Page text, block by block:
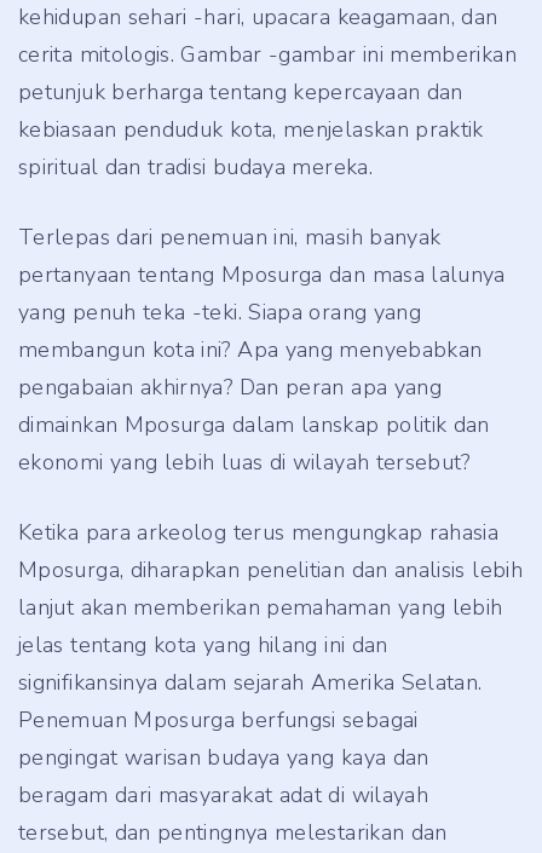
kehidupan sehari -hari, upacara keagamaan, dan
cerita mitologis. Gambar -gambar ini memberikan
petunjuk berharga tentang kepercayaan dan
kebiasaan penduduk kota, menjelaskan praktik
spiritual dan tradisi budaya mereka.
Terlepas dari penemuan ini, masih banyak
pertanyaan tentang Mposurga dan masa lalunya
yang penuh teka -teki. Siapa orang yang
membangun kota ini? Apa yang menyebabkan
pengabaian akhirnya? Dan peran apa yang
dimainkan Mposurga dalam lanskap politik dan
ekonomi yang lebih luas di wilayah tersebut?
Ketika para arkeolog terus mengungkap rahasia
Mposurga, diharapkan penelitian dan analisis lebih
lanjut akan memberikan pemahaman yang lebih
jelas tentang kota yang hilang ini dan
signifikansinya dalam sejarah Amerika Selatan.
Penemuan Mposurga berfungsi sebagai
pengingat warisan budaya yang kaya dan
beragam dari masyarakat adat di wilayah
tersebut, dan pentingnya melestarikan dan